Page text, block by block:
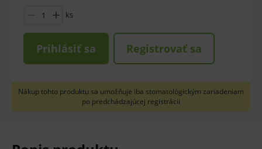
ks
Prihlásiť sa Registrovať sa
Nákup tohto produktu sa umožňuje iba stomatológickým zariadeniam
po predchádzajúcej registrácii